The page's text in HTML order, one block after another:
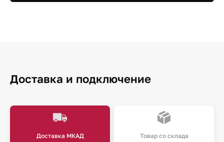
Доставка и подключение
Доставка МКАД Товар со склада